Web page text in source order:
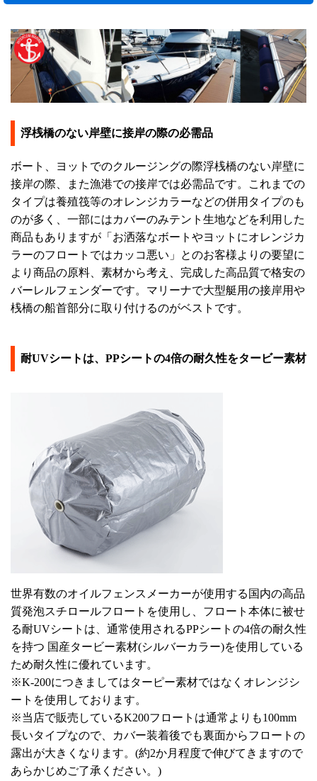
浮桟橋のない岸壁に接岸の際の必需品
ボート、ヨットでのクルージングの際浮桟橋のない岸壁に
接岸の際、また漁港での接岸では必需品です。これまでの
タイプは養殖筏等のオレンジカラーなどの併用タイプのも
のが多く、一部にはカバーのみテント生地などを利用した
商品もありますが「お洒落なボートやヨットにオレンジカ
ラーのフロートではカッコ悪い」とのお客様よりの要望に
より商品の原料、素材から考え、完成した高品質で格安の
バーレルフェンダーです。マリーナで大型艇用の接岸用や
桟橋の船首部分に取り付けるのがベストです。
耐UVシートは、PPシートの4倍の耐久性をタービー素材
世界有数のオイルフェンスメーカーが使用する国内の高品
質発泡スチロールフロートを使用し、フロート本体に被せ
る耐UVシートは、通常使用されるPPシートの4倍の耐久性
を持つ 国産タービー素材(シルバーカラー)を使用している
ため耐久性に優れています。
※K-200につきましてはターピー素材ではなくオレンジシ
ートを使用しております。
※当店で販売しているK200フロートは通常よりも100mm
長いタイプなので、カバー装着後でも裏面からフロートの
露出が大きくなります。(約2か月程度で伸びてきますので
あらかじめご了承ください。)